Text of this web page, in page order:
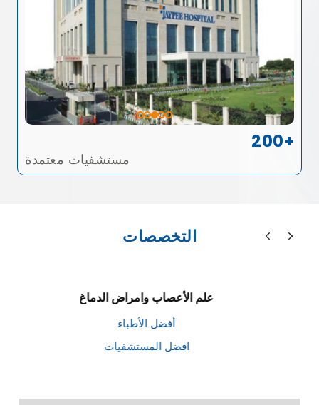
200+
مستشفيات معتمدة
التخصصات
علم الأعصاب وامراض الدماغ
أفضل الأطباء
افضل المستشفيات